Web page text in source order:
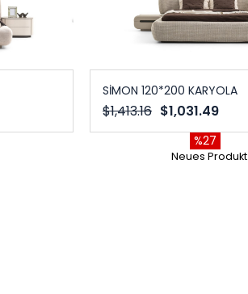
SİMON 120*200 KARYOLA
$1,031.49
$1,413.16
%27
Neues Produkt